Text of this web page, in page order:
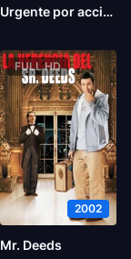
Urgente por accidente
FULL HD
2002
Mr. Deeds